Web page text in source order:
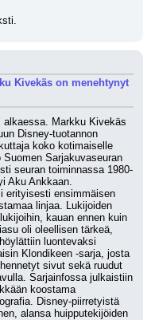
Kivekäs on menehtynyt
alkaessa. Markku Kivekäs
Disney-tuotannon
koko kotimaiselle
Sarjakuvaseuran
seuran toiminnassa 1980-
Aku Ankkaan.
erityisesti ensimmäisen
linjaa. Lukijoiden
kauan ennen kuin
oli oleellisen tärkeä,
luontevaksi
Klondikeen -sarja, josta
sivut sekä ruudut
Sarjainfossa julkaistiin
koostama
Disney-piirretyistä
alansa huipputekijöiden